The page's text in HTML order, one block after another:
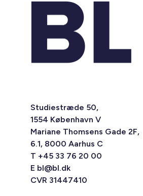
Studiestræde 50,
1554 København V
Mariane Thomsens Gade 2F,
6.1, 8000 Aarhus C
T +45 33 76 20 00
E bl@bl.dk
CVR 31447410